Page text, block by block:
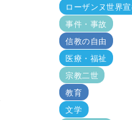
ローザンヌ世界
事件・事故
信教の自由
医療・福祉
宗教二世
教育
文学